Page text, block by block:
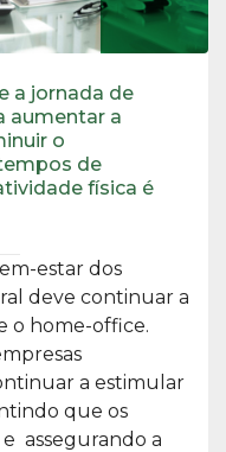
a jornada de
aumentar a
o
de
física é
estar dos
deve continuar a
o home-office.
a estimular
que os
assegurando a